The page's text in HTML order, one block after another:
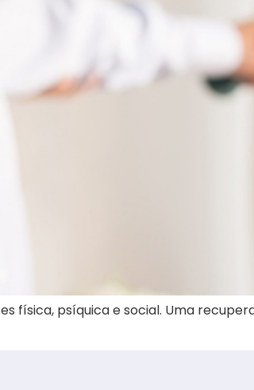
física, psíquica e social. Uma